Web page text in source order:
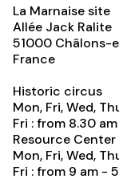
La Marnaise site
Allée Jack Ralite
51000 Châlons-
France
Historic circus
Mon, Fri, Wed,
Fri : from 8.30
Resource Center
Mon, Fri, Wed,
Fri : from 9 am -